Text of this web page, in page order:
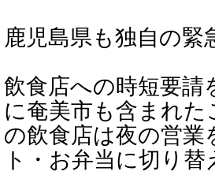
鹿児島県も独自の緊
飲食店への時短要請
に奄美市も含まれ
の飲食店は夜の営
ト・お弁当に切り